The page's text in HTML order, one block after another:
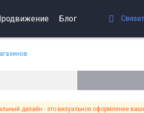
Блог
дизайн - это визуальное оформление